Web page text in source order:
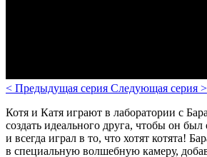
< Предыдущая серия Следующая серия >
Котя и Катя играют в лаборатории с
создать идеального друга, чтобы он
и всегда играл в то, что хотят котята!
в специальную волшебную камеру,